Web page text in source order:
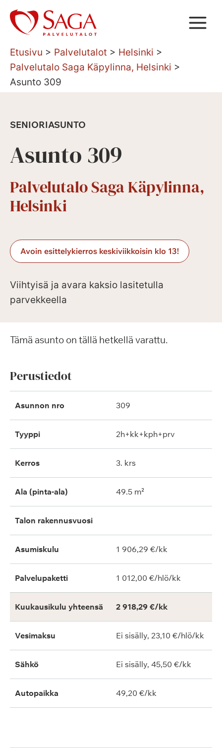
Siirry
sisältöön
Etusivu > Palvelutalot > Helsinki >
Palvelutalo Saga Käpylinna, Helsinki >
Asunto 309
SENIORIASUNTO
Asunto 309
Palvelutalo Saga Käpylinna,
Helsinki
Avoin esittelykierros keskiviikkoisin klo 13!
Viihtyisä ja avara kaksio lasitetulla
parvekkeella
Tämä asunto on tällä hetkellä varattu.
Perustiedot
Asunnon nro 309
Tyyppi 2h+kk+kph+prv
Kerros 3. krs
Ala (pinta-ala) 49.5 m²
Talon rakennusvuosi
Asumiskulu 1 906,29 €/kk
Palvelupaketti 1 012,00 €/hlö/kk
Kuukausikulu yhteensä 2 918,29 €/kk
Vesimaksu Ei sisälly, 23,10 €/hlö/kk
Sähkö Ei sisälly, 45,50 €/kk
Autopaikka 49,20 €/kk